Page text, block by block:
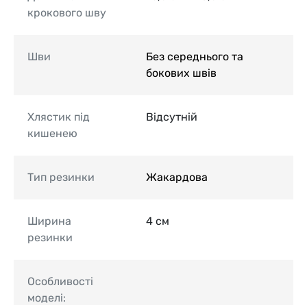
крокового шву
Шви
Без середнього та
бокових швів
Хлястик під
кишенею
Відсутній
Тип резинки Жакардова
Ширина
резинки
4 см
Особливості
моделі: